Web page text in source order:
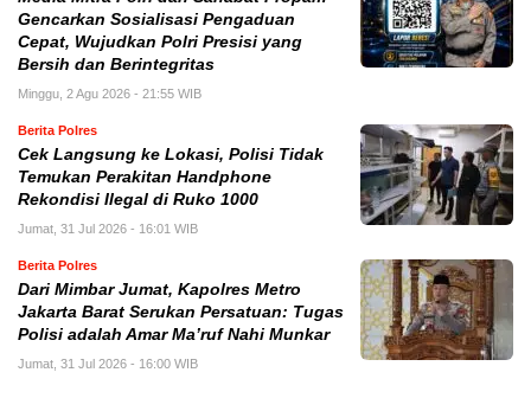
Gencarkan Sosialisasi Pengaduan
Cepat, Wujudkan Polri Presisi yang
Bersih dan Berintegritas
Minggu, 2 Agu 2026 - 21:55 WIB
Berita Polres
Cek Langsung ke Lokasi, Polisi Tidak
Temukan Perakitan Handphone
Rekondisi Ilegal di Ruko 1000
Jumat, 31 Jul 2026 - 16:01 WIB
Berita Polres
Dari Mimbar Jumat, Kapolres Metro
Jakarta Barat Serukan Persatuan: Tugas
Polisi adalah Amar Ma’ruf Nahi Munkar
Jumat, 31 Jul 2026 - 16:00 WIB